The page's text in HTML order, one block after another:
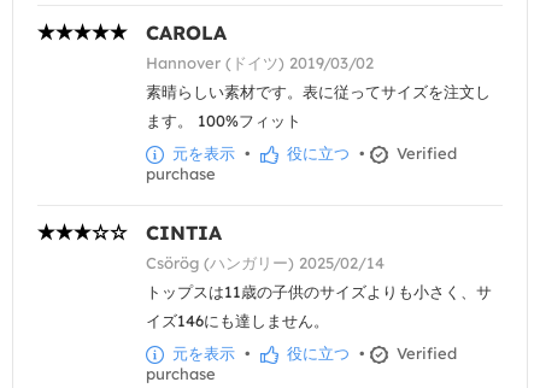
CAROLA
Hannover (ドイツ) 2019/03/02
素晴らしい素材です。表に従ってサイズを注文し
ます。 100%フィット
元を表示 • 役に立つ •
Verified
purchase
CINTIA
Csörög (ハンガリー) 2025/02/14
トップスは11歳の子供のサイズよりも小さく、サ
イズ146にも達しません。
元を表示 • 役に立つ •
Verified
purchase